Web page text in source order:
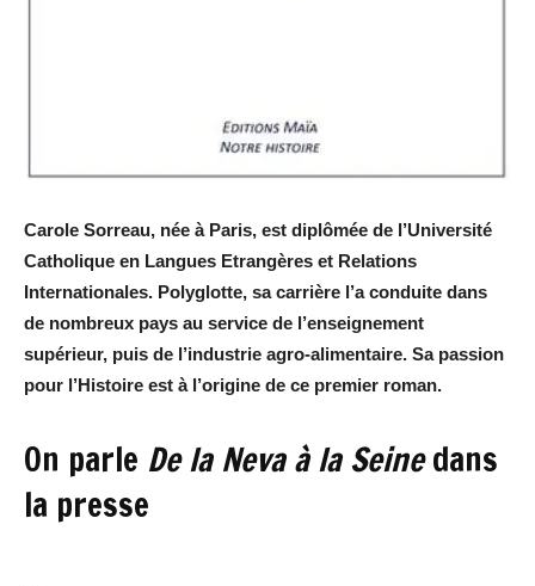
Carole Sorreau, née à Paris, est diplômée de l’Université
Catholique en Langues Etrangères et Relations
Internationales. Polyglotte, sa carrière l’a conduite dans
de nombreux pays au service de l’enseignement
supérieur, puis de l’industrie agro-alimentaire. Sa passion
pour l’Histoire est à l’origine de ce premier roman.
On parle De la Neva à la Seinedans
la presse